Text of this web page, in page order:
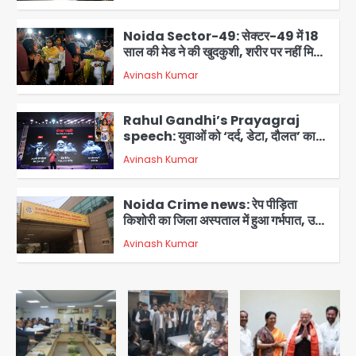
4
Noida Sector-49: सेक्टर-49 में 18
साल की मेड ने की खुदकुशी, शरीर पर नहीं मिली
कोई बाहरी
Avinash Kumar
5
Rahul Gandhi’s Prayagraj
speech: युवाओं को ‘दर्द, डेटा, दौलत’ का
संदेश, बीजेपी का वार
Avinash Kumar
1
Noida Crime news: रेप पीड़िता
किशोरी का जिला अस्पताल में हुआ गर्भपात, उधर
सेक्टर-49 में महिला को मिली ब्लास्ट की धमकी
Avinash Kumar
2
Ranchi JPSC-JSSC Protest: 16वें
दिन भी आंदोलन जारी, CBI जांच और 14th
Exam रद्द करने की मांग
Avinash Kumar